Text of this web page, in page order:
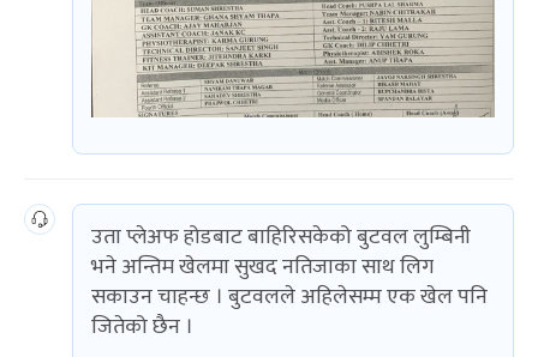
उता प्लेअफ होडबाट बाहिरिसकेको बुटवल लुम्बिनी
भने अन्तिम खेलमा सुखद नतिजाका साथ लिग
सकाउन चाहन्छ । बुटवलले अहिलेसम्म एक खेल पनि
जितेको छैन ।